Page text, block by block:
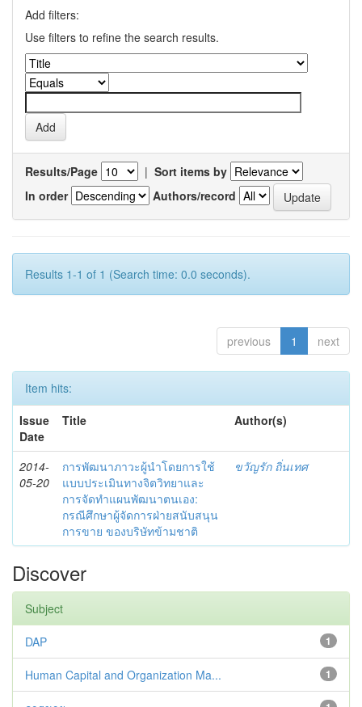
Add filters:
Use filters to refine the search results.
Results/Page | Sort items by
In order
Authors/record
Results 1-1 of 1 (Search time: 0.0 seconds).
previous 1 next
Item hits:
Issue
Date
Title Author(s)
2014-
05-20
การพัฒนาภาวะผู้นำโดยการใช้
แบบประเมินทางจิตวิทยาและ
การจัดทำแผนพัฒนาตนเอง:
กรณีศึกษาผู้จัดการฝ่ายสนับสนุน
การขาย ของบริษัทข้ามชาติ
ขวัญรัก ถิ่นเทศ
Discover
Subject
1
DAP
1
Human Capital and Organization Ma...